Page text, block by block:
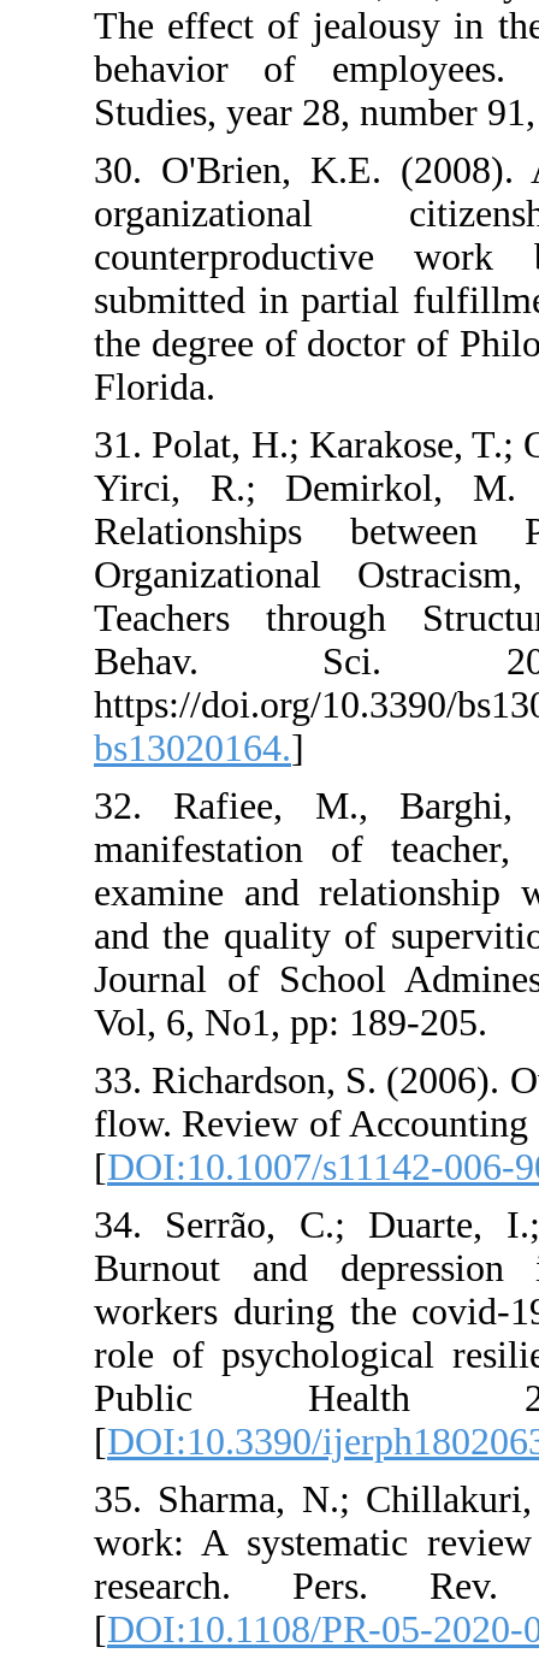
The effect of
behavior of
Studies, year
30. O'Brien,
submitted in
the degree of
31. Polat, H.;
Yirci, R.;
Relationships
Teachers
Behav.
https://
bs13020164.
32. Rafiee,
manifestation
examine and
and the quality
Journal of
Vol, 6, No1, pp:
33. Richardson,
flow. Review of
[DOI:10.1007/
34. Serrão,
Burnout and
workers during
role of
Public
[DOI:10.3390/
35. Sharma,
work: A
research.
[DOI:10.1108/